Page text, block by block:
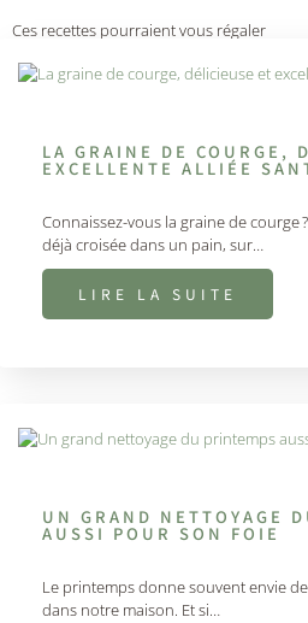
Ces recettes pourraient vous régaler
LA GRAINE DE COURGE,
EXCELLENTE ALLIÉE
Connaissez-vous la graine de courge
déjà croisée dans un pain, sur…
LIRE LA SUITE
UN GRAND NETTOYAGE
AUSSI POUR SON FOIE
Le printemps donne souvent envie
dans notre maison. Et si…